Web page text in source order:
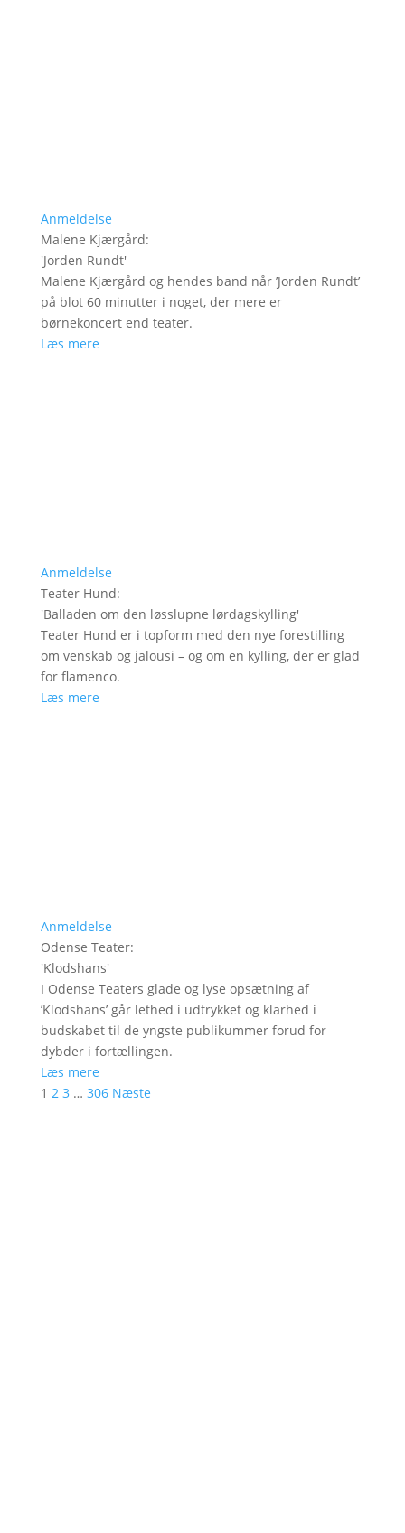
Anmeldelse
Malene Kjærgård:
'Jorden Rundt'
Malene Kjærgård og hendes band når ’Jorden Rundt’
på blot 60 minutter i noget, der mere er
børnekoncert end teater.
Læs mere
Anmeldelse
Teater Hund:
'Balladen om den løsslupne lørdagskylling'
Teater Hund er i topform med den nye forestilling
om venskab og jalousi – og om en kylling, der er glad
for flamenco.
Læs mere
Anmeldelse
Odense Teater:
'Klodshans'
I Odense Teaters glade og lyse opsætning af
’Klodshans’ går lethed i udtrykket og klarhed i
budskabet til de yngste publikummer forud for
dybder i fortællingen.
Læs mere
1 2 3 … 306 Næste